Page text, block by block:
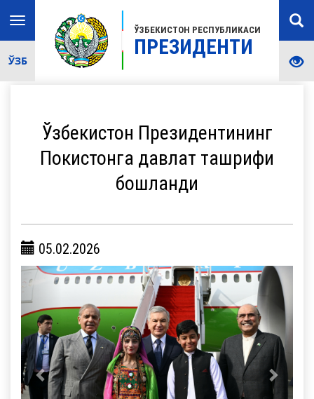
ЎЗБЕКИСТОН РЕСПУБЛИКАСИ
ПРЕЗИДЕНТИ
Toggle
navigation
ЎЗБ
Ўзбекистон Президентининг
Покистонга давлат ташрифи
бошланди
05.02.2026